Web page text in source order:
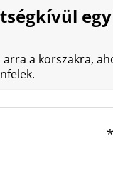
a korszakra,